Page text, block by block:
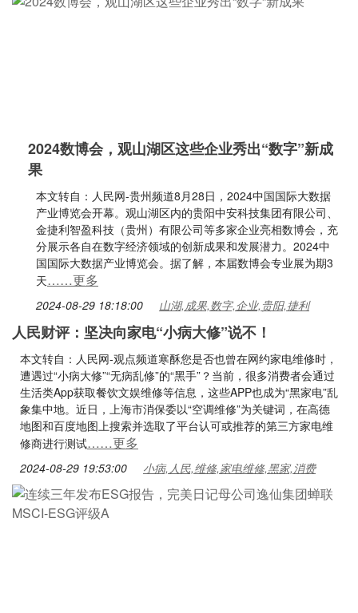
2024数博会，观山湖区这些企业秀出“数字”新成
果
本文转自：人民网-贵州频道8月28日，2024中国国际大数据
产业博览会开幕。观山湖区内的贵阳中安科技集团有限公司、
金捷利智盈科技（贵州）有限公司等多家企业亮相数博会，充
分展示各自在数字经济领域的创新成果和发展潜力。2024中
国国际大数据产业博览会。据了解，本届数博会专业展为期3
天……更多
2024-08-29 18:18:00 山湖,成果,数字,企业,贵阳,捷利
人民财评：坚决向家电“小病大修”说不！
本文转自：人民网-观点频道寒酥您是否也曾在网约家电维修时，
遭遇过“小病大修”“无病乱修”的“黑手”？当前，很多消费者会通过
生活类App获取餐饮文娱维修等信息，这些APP也成为“黑家电”乱
象集中地。近日，上海市消保委以“空调维修”为关键词，在高德
地图和百度地图上搜索并选取了平台认可或推荐的第三方家电维
修商进行测试……更多
2024-08-29 19:53:00 小病,人民,维修,家电维修,黑家,消费